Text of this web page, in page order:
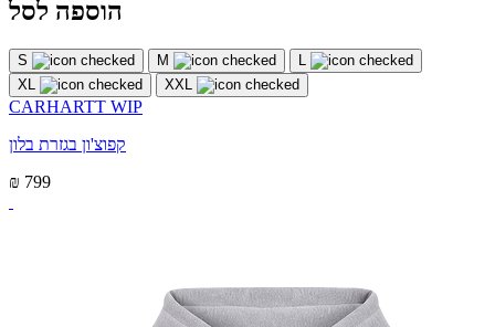
הוספה לסל
S M
L
XL
XXL
CARHARTT WIP
קפוצ'ון בגזרת בלון
₪ 799